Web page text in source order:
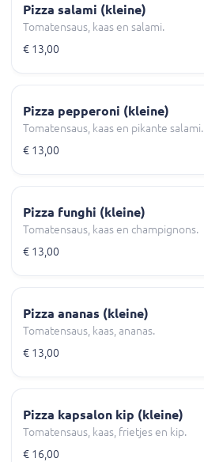
Pizza salami (kleine)
Tomatensaus, kaas en salami.
€ 13,00
Pizza pepperoni (kleine)
Tomatensaus, kaas en pikante salami.
€ 13,00
Pizza funghi (kleine)
Tomatensaus, kaas en champignons.
€ 13,00
Pizza ananas (kleine)
Tomatensaus, kaas, ananas.
€ 13,00
Pizza kapsalon kip (kleine)
Tomatensaus, kaas, frietjes en kip.
€ 16,00